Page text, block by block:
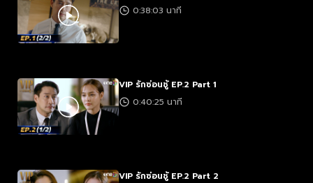
0:38:03 นาที
VIP รักซ่อนชู้ EP.2 Part 1
0:40:25 นาที
VIP รักซ่อนชู้ EP.2 Part 2